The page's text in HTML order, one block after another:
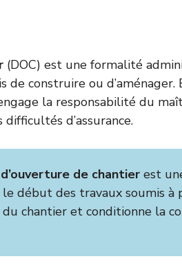
(DOC) est une formalité
de construire ou d’aménager.
la responsabilité du
d’assurance.
de chantier est
début des travaux soumis à
chantier et conditionne la